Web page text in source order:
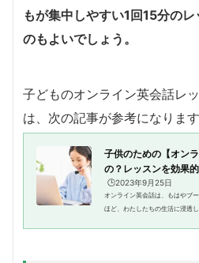
もが集中しやすい1回15分の
のもよいでしょう。
子どものオンライン英会話レ
は、次の記事が参考になります
子供のための【オン
の？レッスンを効果
🕒️2023年9月25日
オンライン英会話は、もはやブ
ほど、わたしたちの生活に浸透